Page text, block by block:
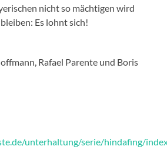
nicht so mächtigen wird
Es lohnt sich!
Rafael Parente und Boris
unterhaltung/serie/hindafing/